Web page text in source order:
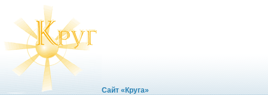
Сайт «Круга»